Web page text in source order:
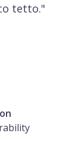
tetto."